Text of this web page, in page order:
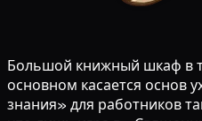
Большой книжный шкаф в
основном касается основ
знания» для работников